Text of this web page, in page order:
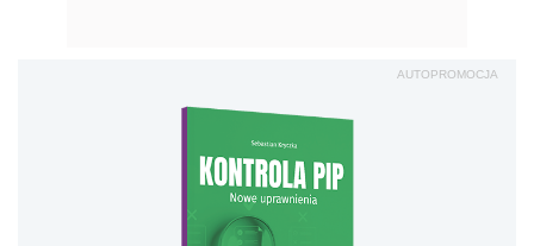
AUTOPROMOCJA